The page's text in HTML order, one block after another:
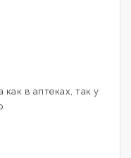
в аптеках, так у